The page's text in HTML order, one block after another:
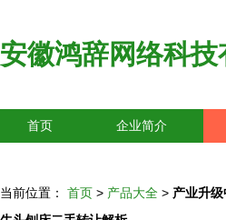
安徽鸿辞网络科技
首页 企业简介
当前位置： 首页 > 产品大全 > 产业升